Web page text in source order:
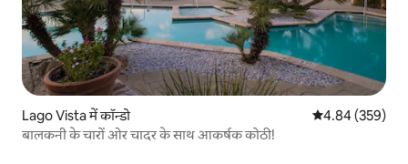
Lago Vista में कॉन्डो औसत रेटिंग 5 में से
4.84 (359)
बालकनी के चारों ओर चादर के साथ आकर्षक कोठी!